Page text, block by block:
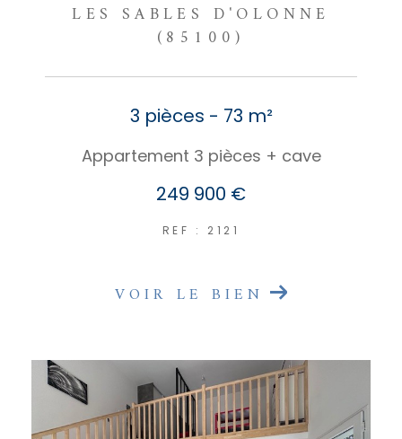
LES SABLES D'OLONNE
(85100)
3 pièces - 73 m²
Appartement 3 pièces + cave
249 900 €
REF : 2121
VOIR LE BIEN